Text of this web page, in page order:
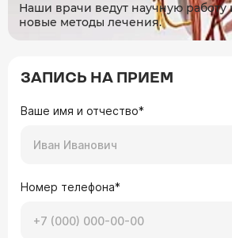
Наши врачи ведут научную
новые методы лечения.
ЗАПИСЬ НА ПРИЕМ
Ваше имя и отчество*
Номер телефона*